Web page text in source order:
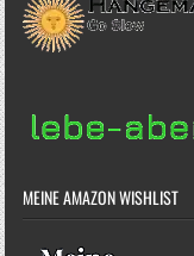
MEINE AMAZON WISHLIST